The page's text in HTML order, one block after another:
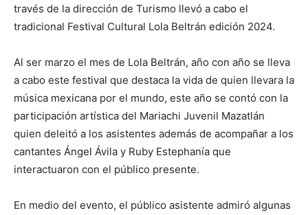
través de la dirección de Turismo llevó a cabo el
tradicional Festival Cultural Lola Beltrán edición 2024.
Al ser marzo el mes de Lola Beltrán, año con año se lleva
a cabo este festival que destaca la vida de quien llevara la
música mexicana por el mundo, este año se contó con la
participación artística del Mariachi Juvenil Mazatlán
quien deleitó a los asistentes además de acompañar a los
cantantes Ángel Ávila y Ruby Estephanía que
interactuaron con el público presente.
En medio del evento, el público asistente admiró algunas